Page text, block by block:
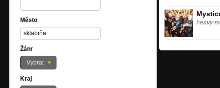
Město
Žánr
Vybrat
Kraj
heavy-